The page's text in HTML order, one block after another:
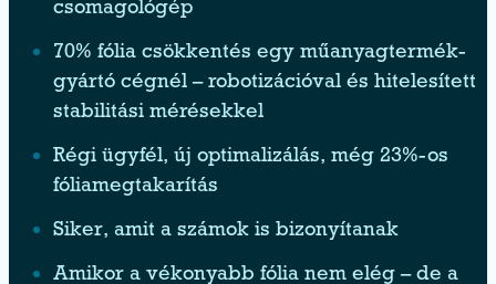
csomagológép
70% fólia csökkentés egy műanyagtermék-
gyártó cégnél – robotizációval és hitelesített
stabilitási mérésekkel
Régi ügyfél, új optimalizálás, még 23%-os
fóliamegtakarítás
Siker, amit a számok is bizonyítanak
Amikor a vékonyabb fólia nem elég – de a